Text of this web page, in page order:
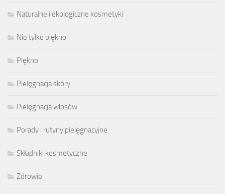
Naturalne i ekologiczne kosmetyki
Nie tylko piękno
Piękno
Pielęgnacja skóry
Pielęgnacja włosów
Porady i rutyny pielęgnacyjne
Składniki kosmetyczne
Zdrowie